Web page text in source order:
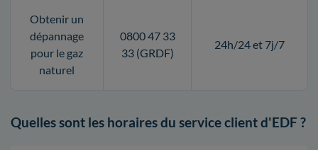
Obtenir un
dépannage
pour le gaz
naturel
0800 47 33
33 (GRDF)
24h/24 et 7j/7
Quelles sont les horaires du service client d'EDF ?